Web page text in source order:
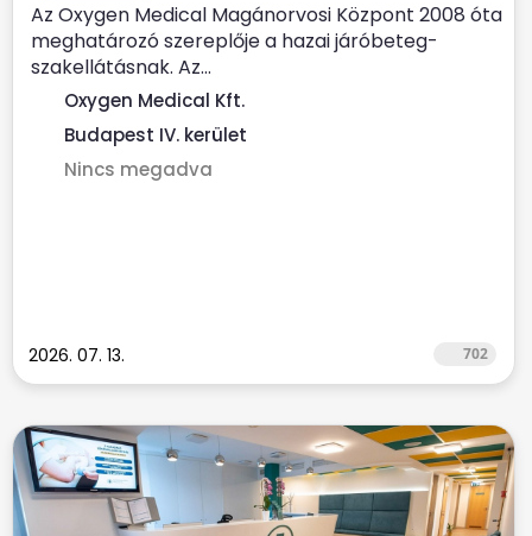
Az Oxygen Medical Magánorvosi Központ 2008 óta
meghatározó szereplője a hazai járóbeteg-
szakellátásnak. Az...
Oxygen Medical Kft.
Budapest IV. kerület
Nincs megadva
2026. 07. 13. 702